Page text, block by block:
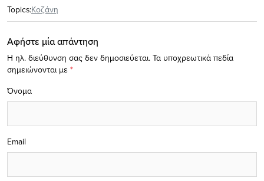
Topics:Κοζάνη
Αφήστε μία απάντηση
Η ηλ. διεύθυνση σας δεν δημοσιεύεται. Τα υποχρεωτικά πεδία
σημειώνονται με *
Όνομα
Email